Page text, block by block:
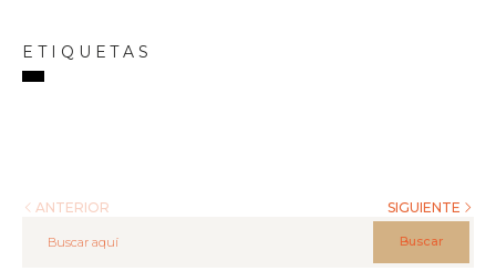
ETIQUETAS
ANTERIOR SIGUIENTE
Buscar